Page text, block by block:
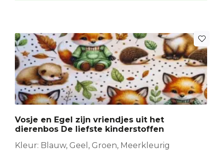
Vosje en Egel zijn vriendjes uit het
dierenbos De liefste kinderstoffen
Kleur: Blauw, Geel, Groen, Meerkleurig